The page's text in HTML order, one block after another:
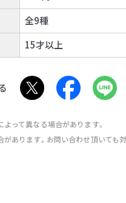
全9種
15才以上
って異なる場合があります。
あります。お問い合わせ頂いても